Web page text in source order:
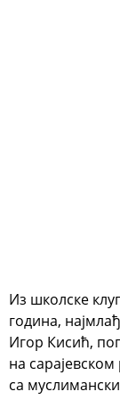
Из школске
година,
Игор Кисић,
на
са